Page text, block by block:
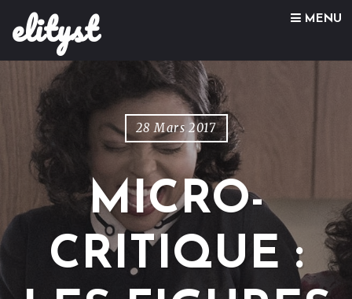
elityst MENU
Skip to content
28 Mars 2017
MICRO-
CRITIQUE :